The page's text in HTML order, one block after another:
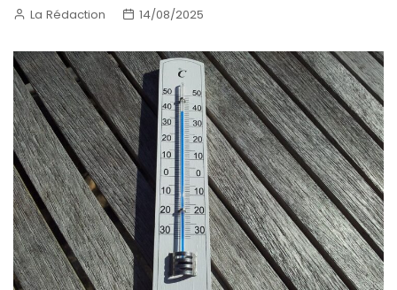
La Rédaction 14/08/2025